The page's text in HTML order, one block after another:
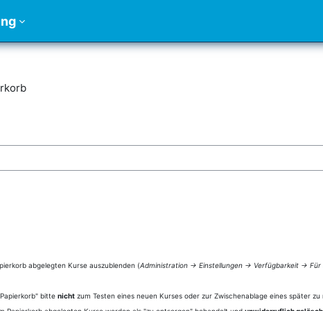
abgelegten Kurse auszublenden (Administration -> Einstellungen -> Verfügbarkeit ->
bitte nicht zum Testen eines neuen Kurses oder zur Zwischenablage eines später